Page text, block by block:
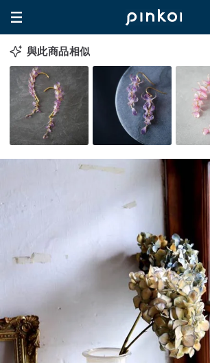
與此商品相似